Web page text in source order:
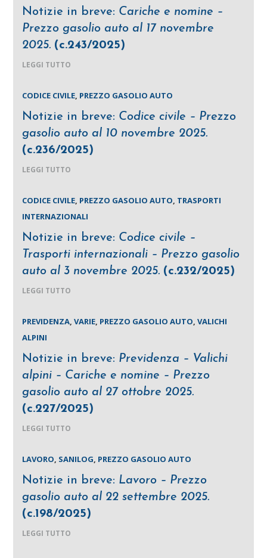
Notizie in breve: Cariche e nomine –
Prezzo gasolio auto al 17 novembre
2025. (c.243/2025)
LEGGI TUTTO
CODICE CIVILE, PREZZO GASOLIO AUTO
Notizie in breve: Codice civile – Prezzo
gasolio auto al 10 novembre 2025.
(c.236/2025)
LEGGI TUTTO
CODICE CIVILE, PREZZO GASOLIO AUTO, TRASPORTI
INTERNAZIONALI
Notizie in breve: Codice civile –
Trasporti internazionali – Prezzo gasolio
auto al 3 novembre 2025. (c.232/2025)
LEGGI TUTTO
PREVIDENZA,VARIE, PREZZO GASOLIO AUTO,VALICHI
ALPINI
Notizie in breve: Previdenza – Valichi
alpini – Cariche e nomine – Prezzo
gasolio auto al 27 ottobre 2025.
(c.227/2025)
LEGGI TUTTO
LAVORO, SANILOG, PREZZO GASOLIO AUTO
Notizie in breve: Lavoro – Prezzo
gasolio auto al 22 settembre 2025.
(c.198/2025)
LEGGI TUTTO